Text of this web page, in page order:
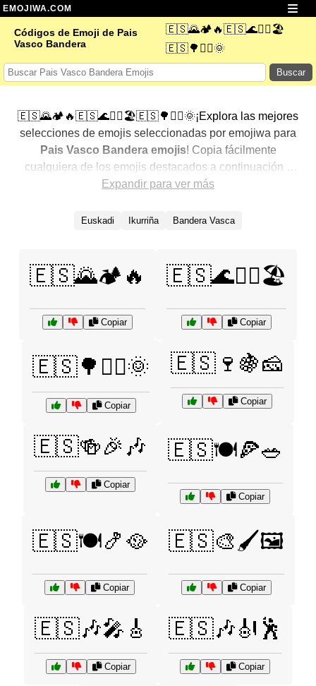
EMOJIWA.COM
Códigos de Emoji de Pais
Vasco Bandera
🇪🇸🌄🏕️🔥🇪🇸🌊🏄‍♂️🏖️
🇪🇸🌳🚶‍♀️🌞
Buscar
🇪🇸🌄🏕️🔥🇪🇸🌊🏄‍♂️🏖️🇪🇸🌳🚶‍♀️🌞¡Explora las mejores
selecciones de emojis seleccionadas por emojiwa para
Pais Vasco Bandera emojis! Copia fácilmente
cualquiera de los emojis destacados a continuación y
agrégalos a tus conversaciones para un toque
emojis relacionados, mostrando primero los más
Bandera con emojis.
Expandir para ver más
Euskadi Ikurriña Bandera Vasca
🇪🇸🌄🏕️🔥
Copiar
🇪🇸🌊🏄‍♂️🏖️
Copiar
🇪🇸🌳🚶‍♀️🌞
Copiar
🇪🇸🍷🍇🧀
Copiar
🇪🇸🍻🎉🎶
Copiar
🇪🇸🍽️🍕🥗
Copiar
🇪🇸🍽️🍤🥘
Copiar
🇪🇸🎨🖌️🖼️
Copiar
🇪🇸🎶🎤🎸
Copiar
🇪🇸🎶🎻🕺
Copiar